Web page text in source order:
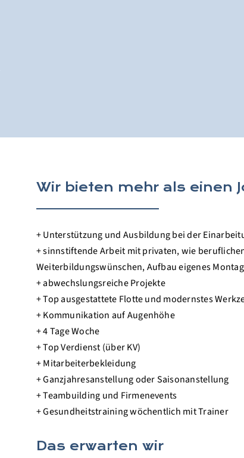
Wir bieten mehr als einen
+ Unterstützung und Ausbildung bei der
+ sinnstiftende Arbeit mit privaten, wie
Weiterbildungswünschen, Aufbau eigenes
+ abwechslungsreiche Projekte
+ Top ausgestattete Flotte und modernstes
+ Kommunikation auf Augenhöhe
+ 4 Tage Woche
+ Top Verdienst (über KV)
+ Mitarbeiterbekleidung
+ Ganzjahresanstellung oder Saisonanstellung
+ Teambuilding und Firmenevents
+ Gesundheitstraining wöchentlich mit Trainer
Das erwarten wir